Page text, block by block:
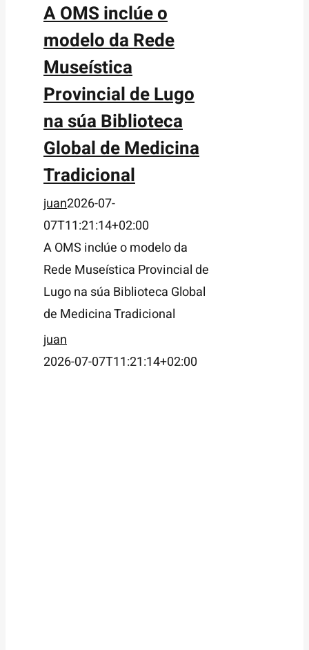
A OMS inclúe o
modelo da Rede
Museística
Provincial de Lugo
na súa Biblioteca
Global de Medicina
Tradicional
juan2026-07-
07T11:21:14+02:00
A OMS inclúe o modelo da
Rede Museística Provincial de
Lugo na súa Biblioteca Global
de Medicina Tradicional
juan
2026-07-07T11:21:14+02:00